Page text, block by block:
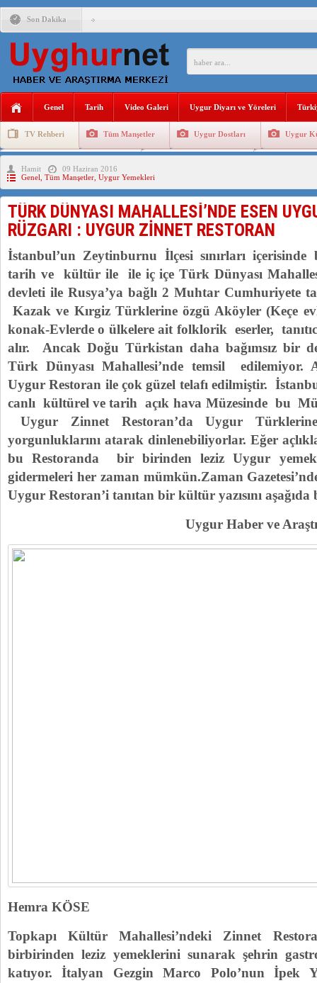
Son Dakika
PAKİSTAN,AFGANİSTAN’DA YAŞAYAN UYGURLARA
ÇİN’İN DOĞU TÜRKİSTAN’DAKİ UYGULAMALARI
DİYANET AKADEMİSİ BAŞKANI DOÇ.DR.KAAN : DOĞU
150 YILDIR KAYNAYAN YARAMIZ : ÇİN İŞGALİNDEKİ
Genel Tarih Video Galeri Uygur Diyarı ve Yöreleri
TV Rehberi Tüm Manşetler Uygur Dostları Uygur
Uygurlarda Düğün ve Cenaze
Hamit
09 Haziran 2016
Genel Tüm Manşetler Uygur Yemekleri
TÜRK DÜNYASI MAHALLESİ’NDE ESEN
RÜZGARI : UYGUR ZİNNET RESTORAN
İstanbul’un Zeytinburnu İlçesi sınırları
tarih ve kültür ile ile iç içe Türk Dünyası
devleti ile Rusya’ya bağlı 2 Muhtar Cumhuriyete
Kazak ve Kırgiz Türklerine özgü Aköyler (Keçe
konak-Evlerde o ülkelere ait folklorik eserler,
alır. Ancak Doğu Türkistan daha bağımsız bir
Türk Dünyası Mahallesi’nde temsil
Uygur Restoran ile çok güzel telafı edilmiştir.
canlı kültürel ve tarih açık hava Müzesinde bu
Uygur Zinnet Restoran’da Uygur
yorgunluklarını atarak dinlenebiliyorlar. Eğer
bu Restoranda bir birinden leziz Uygur
gidermeleri her zaman mümkün.Zaman
Uygur Restoran’i tanıtan bir kültür yazısını
Uygur Haber ve
Hemra KÖSE
Topkapı Kültür Mahallesi’ndeki Zinnet
birbirinden leziz yemeklerini sunarak şehrin
katıyor. İtalyan Gezgin Marco Polo’nun İpek